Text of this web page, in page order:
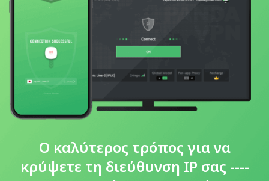
Ο καλύτερος τρόπος για να
κρύψετε τη διεύθυνση IP σας ----